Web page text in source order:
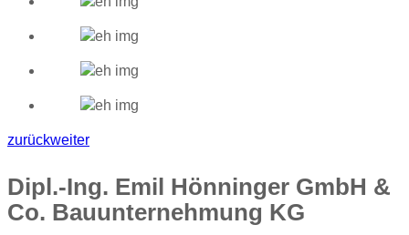
zurückweiter
Dipl.-Ing. Emil Hönninger GmbH &
Co. Bauunternehmung KG